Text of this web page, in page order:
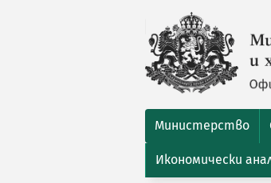
Министерство
Икономически